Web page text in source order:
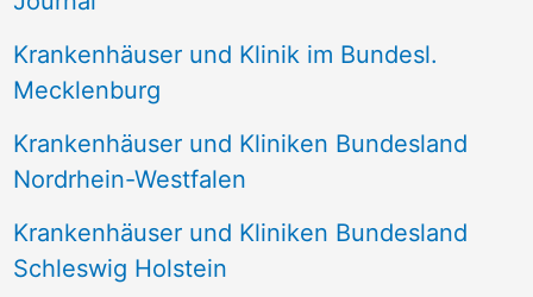
c
:
Krankenhäuser und Klinik im Bundesl.
Mecklenburg
Krankenhäuser und Kliniken Bundesland
Nordrhein-Westfalen
Krankenhäuser und Kliniken Bundesland
Schleswig Holstein